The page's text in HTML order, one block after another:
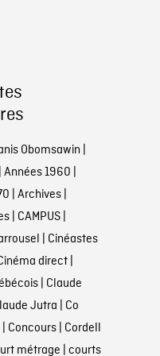
Obomsawin |
Années 1960 |
| Archives|
| CAMPUS|
| Cinéastes
direct|
| Claude
Jutra | Co
| Concours| Cordell
métrage | courts